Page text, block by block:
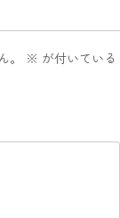
※ が付いている